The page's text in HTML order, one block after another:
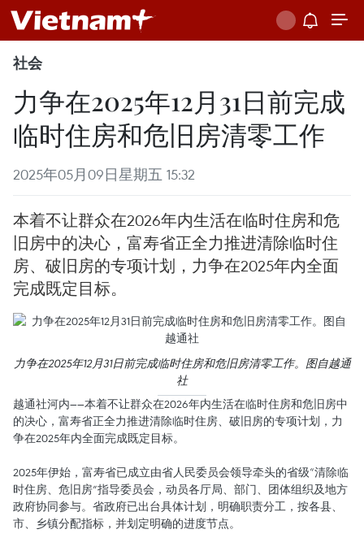
社会
力争在2025年12月31日前完成
临时住房和危旧房清零工作
2025年05月09日星期五 15:32
本着不让群众在2026年内生活在临时住房和危
旧房中的决心，富寿省正全力推进清除临时住
房、破旧房的专项计划，力争在2025年内全面
完成既定目标。
力争在2025年12月31日前完成临时住房和危旧房清零工作。图自越通
社
越通社河内——本着不让群众在2026年内生活在临时住房和危旧房中
的决心，富寿省正全力推进清除临时住房、破旧房的专项计划，力
争在2025年内全面完成既定目标。
2025年伊始，富寿省已成立由省人民委员会领导牵头的省级“清除临
时住房、危旧房”指导委员会，动员各厅局、部门、团体组织及地方
政府协同参与。省政府已出台具体计划，明确职责分工，按各县、
市、乡镇分配指标，并划定明确的进度节点。